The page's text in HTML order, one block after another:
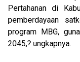
Pertahanan di
pemberdayaan
program MBG,
2045,? ungkapnya.